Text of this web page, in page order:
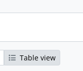
Table view